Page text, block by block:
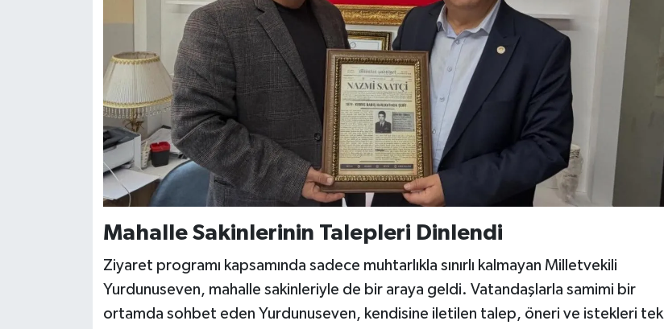
Mahalle Sakinlerinin Talepleri Dinlendi
Ziyaret programı kapsamında sadece muhtarlıkla sınırlı kalmayan Milletvekili
Yurdunuseven, mahalle sakinleriyle de bir araya geldi. Vatandaşlarla samimi bir
ortamda sohbet eden Yurdunuseven, kendisine iletilen talep, öneri ve istekleri tek